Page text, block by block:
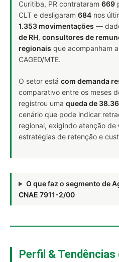
Curitiba, PR contrataram 669
CLT e desligaram 684 nos
1.353 movimentações —
de RH, consultores de
regionais que acompanham
CAGED/MTE.
O setor está com demanda
comparativo entre os meses
registrou uma queda de
cenário que pode indicar
regional, exigindo atenção de
estratégias de retenção e
O que faz o segmento de
CNAE 7911-2/00
Perfil &